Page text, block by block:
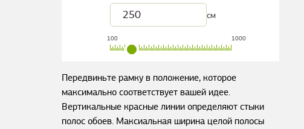
см
100 1000
Передвиньте рамку в положение, которое
максимально соответствует вашей идее.
Вертикальные красные линии определяют стыки
полос обоев. Максиальная ширина целой полосы